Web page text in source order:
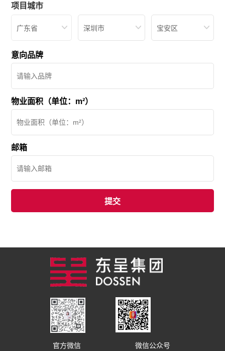
项目城市
广东省 深圳市 宝安区
意向品牌
物业面积（单位：m²）
邮箱
官方微信 微信公众号